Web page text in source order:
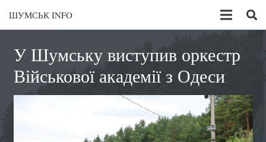
ШУМСЬК INFO
У Шумську виступив оркестр
Військової академії з Одеси